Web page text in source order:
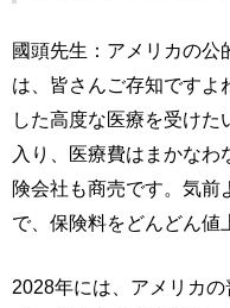
國頭先生：アメリカの公
は、皆さんご存知ですよ
した高度な医療を受けた
入り、医療費はまかな
険会社も商売です。気前
で、保険料をどんどん値
2028年には、アメリカ